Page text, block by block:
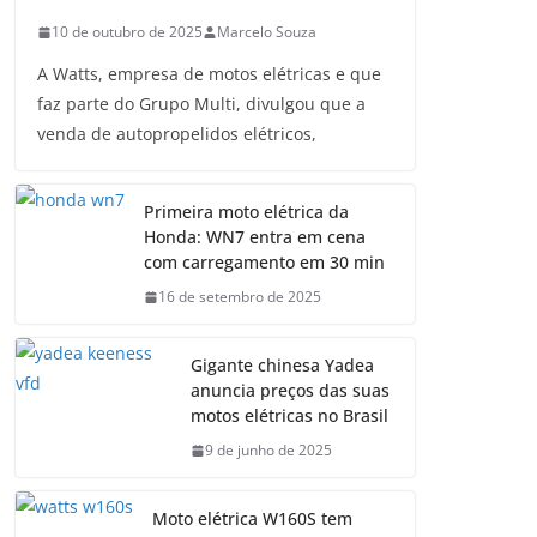
10 de outubro de 2025 Marcelo Souza
A Watts, empresa de motos elétricas e que
faz parte do Grupo Multi, divulgou que a
venda de autopropelidos elétricos,
Primeira moto elétrica da
Honda: WN7 entra em cena
com carregamento em 30 min
16 de setembro de 2025
Gigante chinesa Yadea
anuncia preços das suas
motos elétricas no Brasil
9 de junho de 2025
Moto elétrica W160S tem